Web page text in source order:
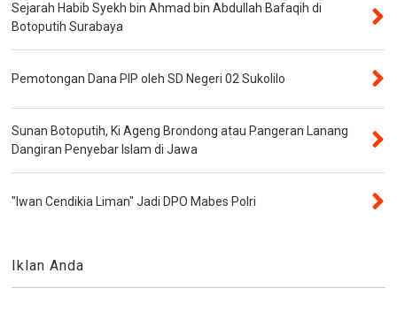
Sejarah Habib Syekh bin Ahmad bin Abdullah Bafaqih di
Botoputih Surabaya
Pemotongan Dana PIP oleh SD Negeri 02 Sukolilo
Sunan Botoputih, Ki Ageng Brondong atau Pangeran Lanang
Dangiran Penyebar Islam di Jawa
"Iwan Cendikia Liman" Jadi DPO Mabes Polri
Iklan Anda